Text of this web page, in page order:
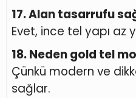
17. Alan tasarrufu
Evet, ince tel yapı az
18. Neden gold tel
Çünkü modern ve
sağlar.